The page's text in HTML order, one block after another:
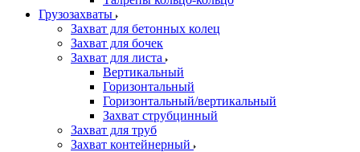
Грузозахваты
Захват для бетонных колец
Захват для бочек
Захват для листа
Вертикальный
Горизонтальный
Горизонтальный/вертикальный
Захват струбцинный
Захват для труб
Захват контейнерный